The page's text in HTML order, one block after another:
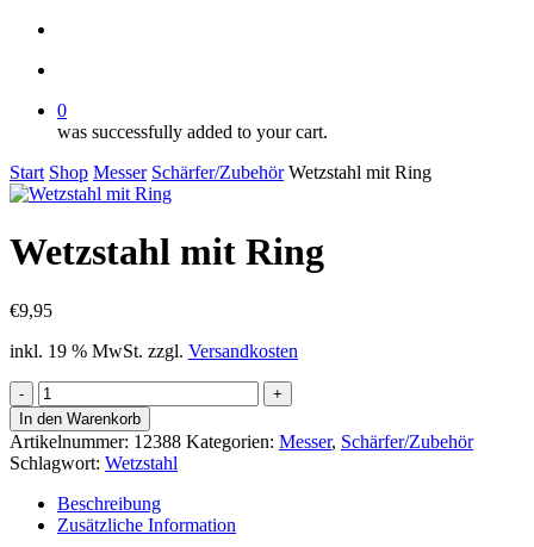
0
was successfully added to your cart.
Start Shop Messer Schärfer/Zubehör Wetzstahl mit Ring
Wetzstahl mit Ring
€9,95
inkl. 19 % MwSt. zzgl. Versandkosten
Wetzstahl
mit
Ring
Menge
In den Warenkorb
Artikelnummer: 12388 Kategorien: Messer, Schärfer/Zubehör
Schlagwort: Wetzstahl
Beschreibung
Zusätzliche Information